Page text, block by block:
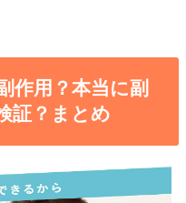
作用？本当に副
証？まとめ